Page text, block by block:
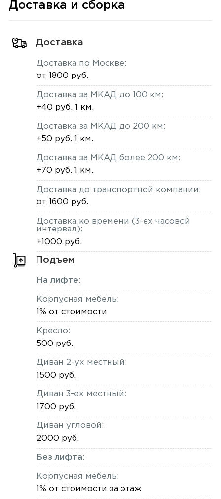
Доставка и сборка
Доставка
Доставка по Москве:
от 1800 руб.
Доставка за МКАД до 100 км:
+40 руб. 1 км.
Доставка за МКАД до 200 км:
+50 руб. 1 км.
Доставка за МКАД более 200 км:
+70 руб. 1 км.
Доставка до транспортной компании:
от 1600 руб.
Доставка ко времени (3-ех часовой
интервал):
+1000 руб.
Подъем
На лифте:
Корпусная мебель:
1% от стоимости
Кресло:
500 руб.
Диван 2-ух местный:
1500 руб.
Диван 3-ех местный:
1700 руб.
Диван угловой:
2000 руб.
Без лифта:
Корпусная мебель:
1% от стоимости за этаж